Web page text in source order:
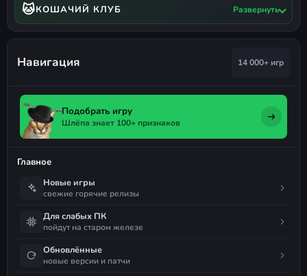
🐱КОШАЧИЙ КЛУБ Развернуть
Навигация 14 000+ игр
Подобрать игру
Шлёпа знает 100+ признаков
Главное
Новые игры
свежие горячие релизы
Для слабых ПК
пойдут на старом железе
Обновлённые
новые версии и патчи